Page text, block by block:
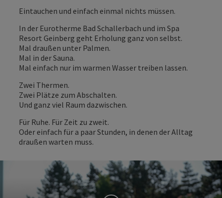
Eintauchen und einfach einmal nichts müssen.
In der Eurotherme Bad Schallerbach und im Spa
Resort Geinberg geht Erholung ganz von selbst.
Mal draußen unter Palmen.
Mal in der Sauna.
Mal einfach nur im warmen Wasser treiben lassen.
Zwei Thermen.
Zwei Plätze zum Abschalten.
Und ganz viel Raum dazwischen.
Für Ruhe. Für Zeit zu zweit.
Oder einfach für a paar Stunden, in denen der Alltag
draußen warten muss.